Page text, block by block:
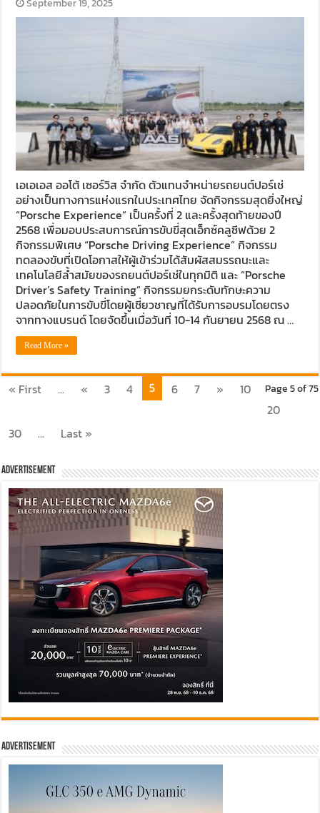
September 19, 2025
เอเอเอส ออโต้ เซอร์วิส จำกัด ตัวแทนจำหน่ายรถยนต์ปอร์เช่
อย่างเป็นทางการแห่งแรกในประเทศไทย จัดกิจกรรมสุดยิ่งใหญ่
“Porsche Experience” เป็นครั้งที่ 2 และครั้งสุดท้ายของปี
2568 เพื่อมอบประสบการณ์การขับขี่สุดเอ็กซ์คลูซีฟด้วย 2
กิจกรรมพิเศษ “Porsche Driving Experience” กิจกรรม
ทดลองขับที่เปิดโอกาสให้ผู้เข้าร่วมได้สัมผัสสมรรถนะและ
เทคโนโลยีล้ำสมัยของรถยนต์ปอร์เช่ในทุกมิติ และ “Porsche
Driver’s Safety Training” กิจกรรมยกระดับทักษะความ
ปลอดภัยในการขับขี่โดยผู้เชี่ยวชาญที่ได้รับการอบรมโดยตรง
จากทางแบรนด์ โดยจัดขึ้นเมื่อวันที่ 10-14 กันยายน 2568 ณ …
Read More »
Page 5 of 75
« First ... « 3 4 5 6 7 »
10
20
30
... Last »
Advertisement
Advertisement